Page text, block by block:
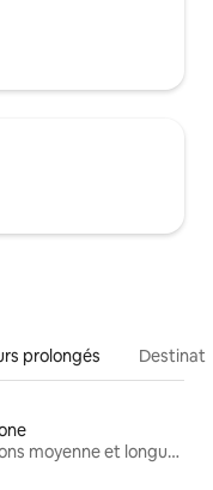
prolongés
Locations moyenne et longue durée